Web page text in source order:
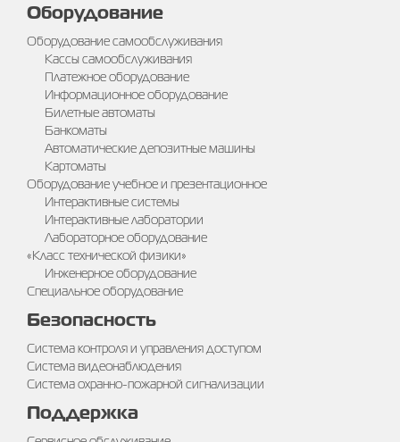
Оборудование
Оборудование самообслуживания
Кассы самообслуживания
Платежное оборудование
Информационное оборудование
Билетные автоматы
Банкоматы
Автоматические депозитные машины
Картоматы
Оборудование учебное и презентационное
Интерактивные системы
Интерактивные лаборатории
Лабораторное оборудование
«Класс технической физики»
Инженерное оборудование
Специальное оборудование
Безопасность
Система контроля и управления доступом
Система видеонаблюдения
Система охранно-пожарной сигнализации
Поддержка